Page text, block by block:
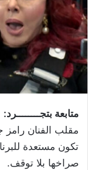
متابعة بتجــــــــرد:
مقلب الفنان رامز
تكون مستعدة
صراخها بلا توقف.